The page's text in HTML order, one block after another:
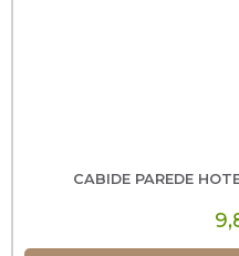
CABIDE PAREDE